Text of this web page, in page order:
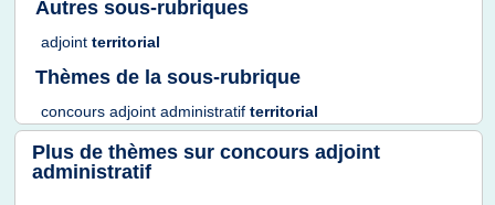
Autres sous-rubriques
adjoint territorial
Thèmes de la sous-rubrique
concours adjoint administratif territorial
Plus de thèmes sur concours adjoint
administratif